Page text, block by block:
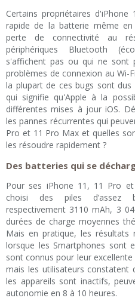
Certains propriétaires
rapide de la batterie même en
perte de connectivité au
périphériques Bluetooth
s'affichent pas ou qui ne sont
problèmes de connexion au Wi-
la plupart de ces bugs sont
qui signifie qu'Apple à la
différentes mises à jour iOS.
les pannes récurrentes qui
Pro et 11 Pro Max et quelles
les résoudre rapidement ?
Des batteries qui se
Pour ses iPhone 11, 11 Pro
choisi des piles d’assez
respectivement 3110 mAh, 3
durées de charge moyennes
Mais en pratique, les
lorsque les Smartphones sont
sont connus pour leur
mais les utilisateurs constatent
les appareils sont inactifs,
autonomie en 8 à 10 heures.